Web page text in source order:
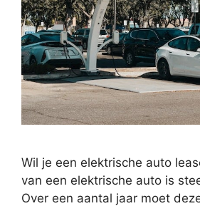
Wil je een elektrische auto
van een elektrische auto is
Over een aantal jaar moet